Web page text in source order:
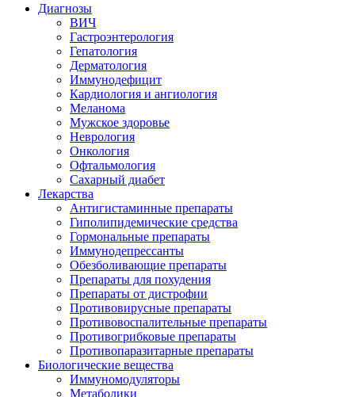
Диагнозы
ВИЧ
Гастроэнтерология
Гепатология
Дерматология
Иммунодефицит
Кардиология и ангиология
Меланома
Мужское здоровье
Неврология
Онкология
Офтальмология
Сахарный диабет
Лекарства
Антигистаминные препараты
Гиполипидемические средства
Гормональные препараты
Иммунодепрессанты
Обезболивающие препараты
Препараты для похудения
Препараты от дистрофии
Противовирусные препараты
Противовоспалительные препараты
Противогрибковые препараты
Противопаразитарные препараты
Биологические вещества
Иммуномодуляторы
Метаболики